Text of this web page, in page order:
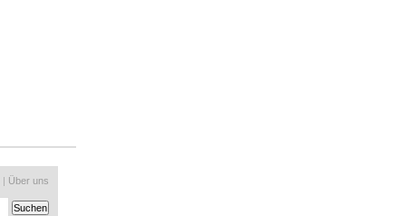
| Über uns